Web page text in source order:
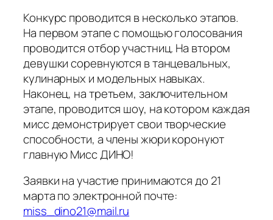
Конкурс проводится в несколько этапов.
На первом этапе с помощью голосования
проводится отбор участниц. На втором
девушки соревнуются в танцевальных,
кулинарных и модельных навыках.
Наконец, на третьем, заключительном
этапе, проводится шоу, на котором каждая
мисс демонстрирует свои творческие
способности, а члены жюри коронуют
главную Мисс ДИНО!
Заявки на участие принимаются до 21
марта по электронной почте:
miss_dino21@mail.ru